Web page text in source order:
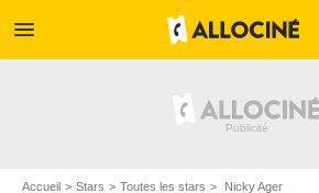
menu
Accueil Stars Toutes les stars Nicky Ager